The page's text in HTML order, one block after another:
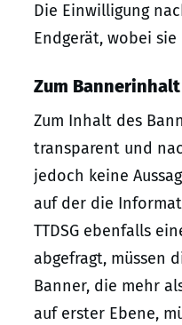
Die Einwilligung
Endgerät, wobei sie
Zum Bannerinhalt
Zum Inhalt des
transparent und
jedoch keine
auf der die
TTDSG ebenfalls
abgefragt, müssen
Banner, die mehr
auf erster Ebene,